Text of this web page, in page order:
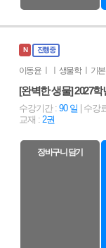
N 진행중
이동윤 ㅣ ㅣ 생물학 ㅣ 기본
[완벽한 생물] 2027
수강기간 : 90 일 | 수강
교재 : 2권
장바구니 담기